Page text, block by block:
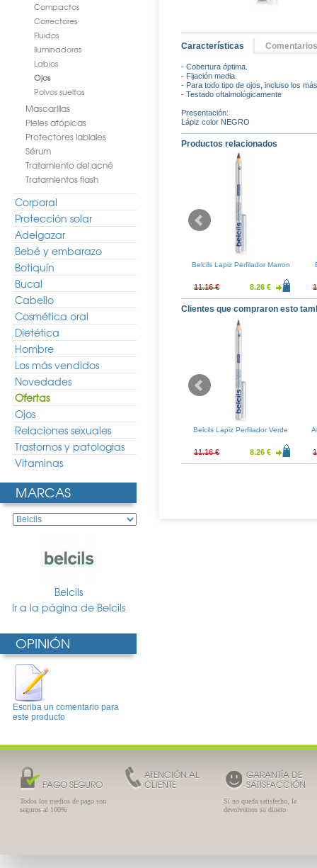
Compactos
Correctores
Fluidos
Iluminadores
Labios
Ojos
Polvos sueltos
Mascarillas
Pieles atópicas
Protectores labiales
Sérum
Tratamiento del acné
Tratamientos flash
Corporal
Protección solar
Adelgazar
Bebé y embarazo
Botiquín
Bucal
Cabello
Cosmética oral
Dietética
Hombre
Los más vendidos
Novedades
Ofertas
Ojos
Relaciones sexuales
Trastornos y patologias
Vitaminas
MARCAS
Belcils
Ir a la página de Belcils
OPINIÓN
Escriba un comentario para
este producto
Características Comentarios
- Cobertura óptima.
- Fijación media.
- Para todo tipo de ojos, incluso los
- Testado oftalmológicamente
Presentación:
Lápiz color NEGRO
Productos relacionados
1N Negro
10.60 €
Belcils Lapiz Perfilador Marron
11.16 € 8.26 €
Clientes que compraron esto
Fantasy 8uds
3.74 €
Vichy Normaderm Tratamiento
Hidratante Anti-imperfecciones
50ml
20.99 €
Belcils Lapiz Perfilador Verde
11.16 € 8.26 €
PAGO SEGURO
Todos los medios de pago son
seguros al 100%
ATENCIÓN AL
CLIENTE
GARANTÍA DE
SATISFACCIÓN
Si no queda satisfecho, le
devolvemos su dinero